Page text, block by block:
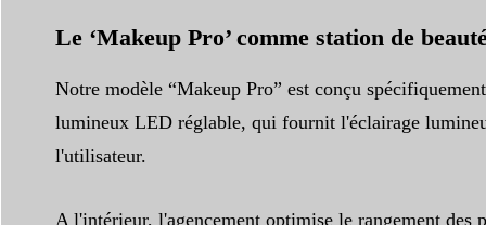
Le ‘Makeup Pro’ comme station de
Notre modèle “Makeup Pro” est conçu
lumineux LED réglable, qui fournit l'éclairage
l'utilisateur.
A l'intérieur, l'agencement optimise le rangement des